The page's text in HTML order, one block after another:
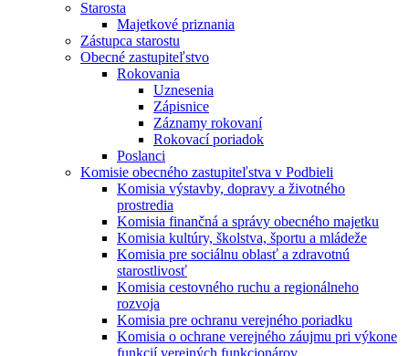
Starosta
Majetkové priznania
Zástupca starostu
Obecné zastupiteľstvo
Rokovania
Uznesenia
Zápisnice
Záznamy rokovaní
Rokovací poriadok
Poslanci
Komisie obecného zastupiteľstva v Podbieli
Komisia výstavby, dopravy a životného
prostredia
Komisia finančná a správy obecného majetku
Komisia kultúry, školstva, športu a mládeže
Komisia pre sociálnu oblasť a zdravotnú
starostlivosť
Komisia cestovného ruchu a regionálneho
rozvoja
Komisia pre ochranu verejného poriadku
Komisia o ochrane verejného záujmu pri výkone
funkcií verejných funkcionárov